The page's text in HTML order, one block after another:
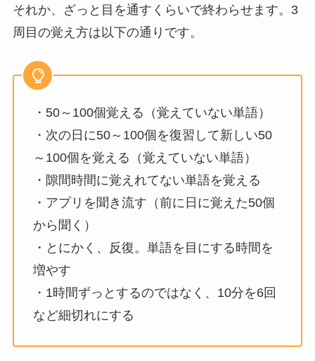
それか、ざっと目を通すくらいで終わらせます。3
周目の覚え方は以下の通りです。
・50～100個覚える（覚えていない単語）
・次の日に50～100個を復習して新しい50
～100個を覚える（覚えていない単語）
・隙間時間に覚えれてない単語を覚える
・アプリを聞き流す（前に日に覚えた50個
から聞く）
・とにかく、反復。単語を目にする時間を
増やす
・1時間ずっとするのではなく、10分を6回
など細切れにする